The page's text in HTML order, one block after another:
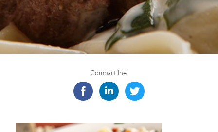
Compartilhe: